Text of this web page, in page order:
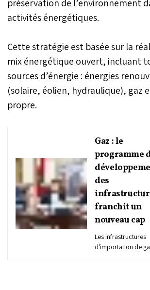
préservation de l’environnement
activités énergétiques.
Cette stratégie est basée sur la
mix énergétique ouvert, incluant
sources d’énergie : énergies
(solaire, éolien, hydraulique), gaz
propre.
Gaz : le
programme
des
franchit un
nouveau cap
Les infrastructures
d'importation de